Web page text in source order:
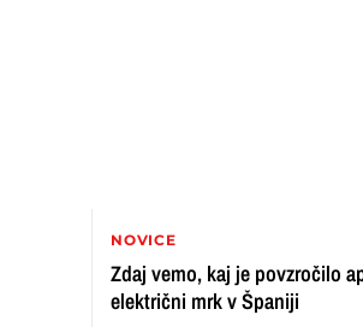
NOVICE
Zdaj vemo, kaj je povzročilo
električni mrk v Španiji